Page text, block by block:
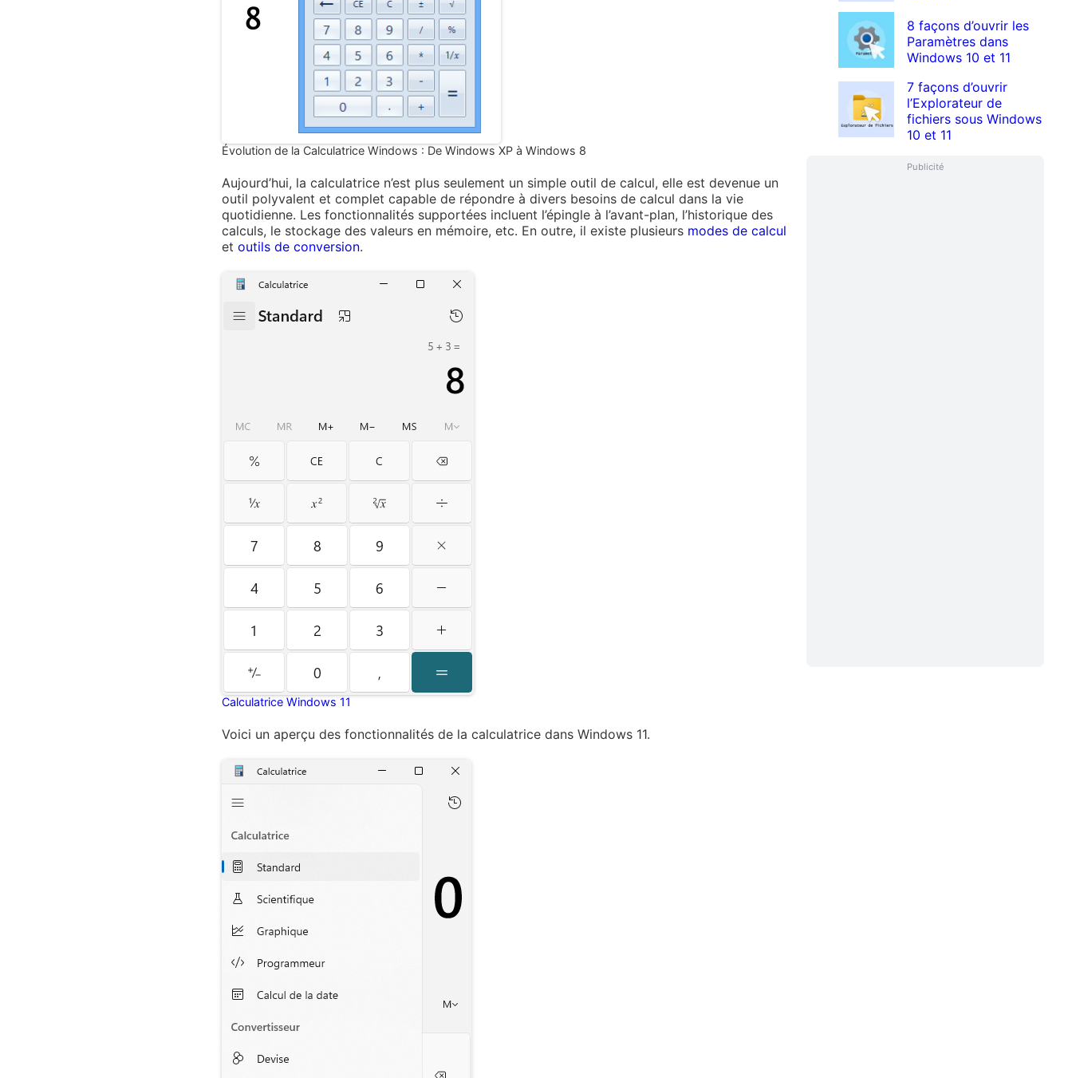
Évolution de la Calculatrice Windows : De Windows XP à Windows 8
Aujourd’hui, la calculatrice n’est plus seulement un simple outil de calcul, elle est devenue un
outil polyvalent et complet capable de répondre à divers besoins de calcul dans la vie
quotidienne. Les fonctionnalités supportées incluent l’épingle à l’avant-plan, l’historique des
calculs, le stockage des valeurs en mémoire, etc. En outre, il existe plusieurs modes de calcul
etoutils de conversion.
Calculatrice Windows 11
Voici un aperçu des fonctionnalités de la calculatrice dans Windows 11.
8 façons d’ouvrir les
Paramètres dans
Windows 10 et 11
7 façons d’ouvrir
l’Explorateur de
fichiers sous Windows
10 et 11
Publicité